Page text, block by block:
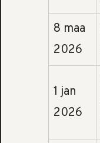
8 maa
2026
1 jan
2026